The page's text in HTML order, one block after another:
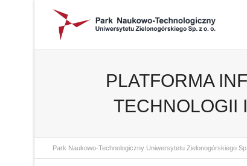
PLATFORMA
TECHNOLOGII
Park Naukowo-Technologiczny Uniwersytetu Zielonogórskiego